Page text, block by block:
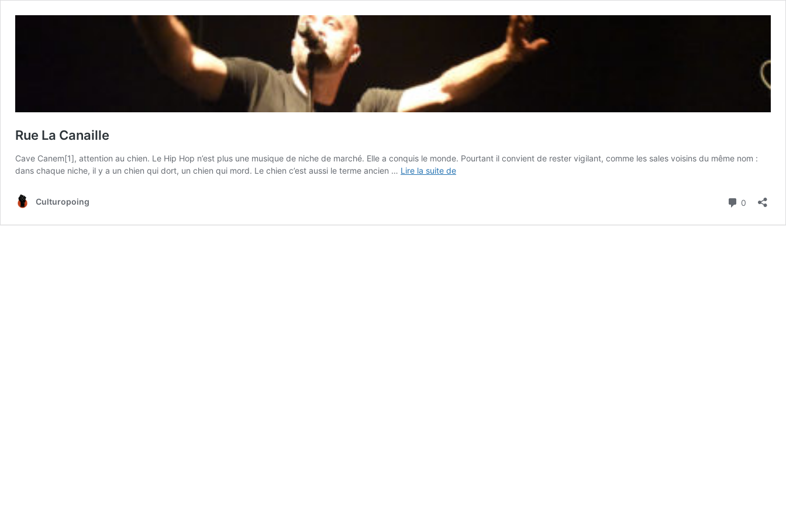
Rue La Canaille
Cave Canem[1], attention au chien. Le Hip Hop n’est plus une musique de niche de marché. Elle a conquis le monde. Pourtant il convient de rester vigilant, comme les sales voisins du même nom :
dans chaque niche, il y a un chien qui dort, un chien qui mord. Le chien c’est aussi le terme ancien … Lire la suite deRue
Culturopoing 0